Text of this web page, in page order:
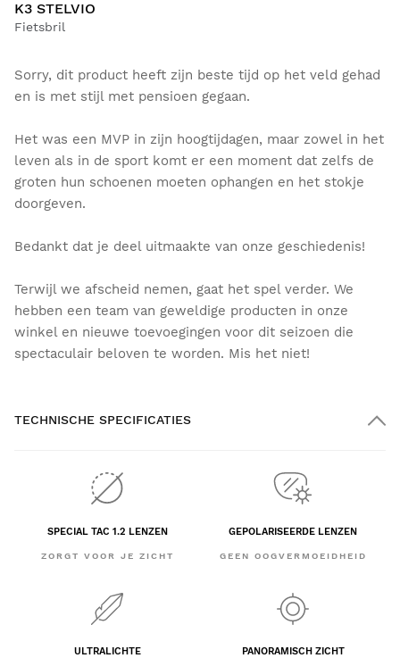
K3 STELVIO
Fietsbril
Sorry, dit product heeft zijn beste tijd op het veld gehad
en is met stijl met pensioen gegaan.
Het was een MVP in zijn hoogtijdagen, maar zowel in het
leven als in de sport komt er een moment dat zelfs de
groten hun schoenen moeten ophangen en het stokje
doorgeven.
Bedankt dat je deel uitmaakte van onze geschiedenis!
Terwijl we afscheid nemen, gaat het spel verder. We
hebben een team van geweldige producten in onze
winkel en nieuwe toevoegingen voor dit seizoen die
spectaculair beloven te worden. Mis het niet!
TECHNISCHE SPECIFICATIES
SPECIAL TAC 1.2 LENZEN
ZORGT VOOR JE ZICHT
GEPOLARISEERDE LENZEN
GEEN OOGVERMOEIDHEID
ULTRALICHTE PANORAMISCH ZICHT